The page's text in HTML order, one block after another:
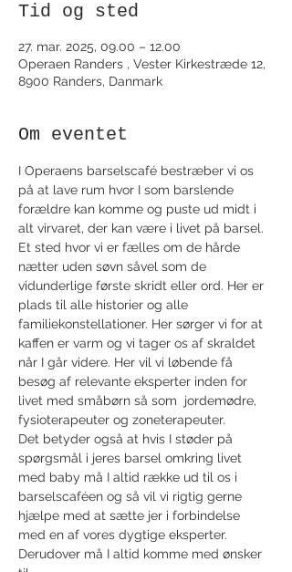
Tid og sted
27. mar. 2025, 09.00 – 12.00
Operaen Randers , Vester Kirkestræde 12,
8900 Randers, Danmark
Om eventet
I Operaens barselscafé bestræber vi os
på at lave rum hvor I som barslende
forældre kan komme og puste ud midt i
alt virvaret, der kan være i livet på barsel.
Et sted hvor vi er fælles om de hårde
nætter uden søvn såvel som de
vidunderlige første skridt eller ord. Her er
plads til alle historier og alle
familiekonstellationer. Her sørger vi for at
kaffen er varm og vi tager os af skraldet
når I går videre. Her vil vi løbende få
besøg af relevante eksperter inden for
livet med småbørn så som  jordemødre,
fysioterapeuter og zoneterapeuter.
Det betyder også at hvis I støder på
spørgsmål i jeres barsel omkring livet
med baby må I altid række ud til os i
barselscaféen og så vil vi rigtig gerne
hjælpe med at sætte jer i forbindelse
med en af vores dygtige eksperter.
Derudover må I altid komme med ønsker